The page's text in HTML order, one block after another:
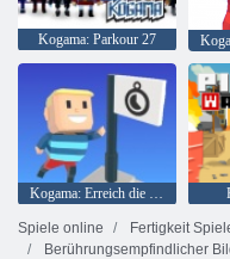
Kogama: Parkour 27
Spiele online
Fertigkeit
Berührungsempfindlicher